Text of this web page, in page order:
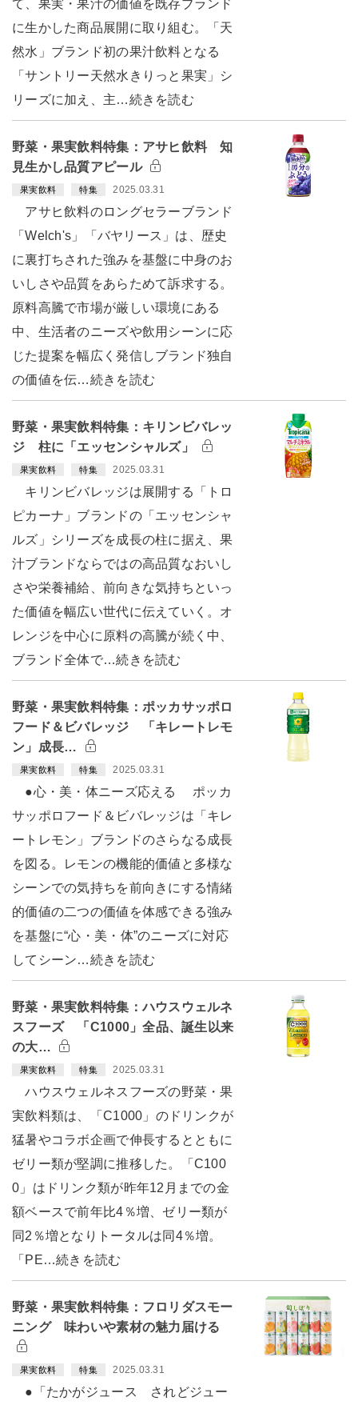
て、果実・果汁の価値を既存ブランド
に生かした商品展開に取り組む。「天
然水」ブランド初の果汁飲料となる
「サントリー天然水きりっと果実」シ
リーズに加え、主…続きを読む
野菜・果実飲料特集：アサヒ飲料 知
見生かし品質アピール
果実飲料 特集 2025.03.31
アサヒ飲料のロングセラーブランド
「Welch's」「バヤリース」は、歴史
に裏打ちされた強みを基盤に中身のお
いしさや品質をあらためて訴求する。
原料高騰で市場が厳しい環境にある
中、生活者のニーズや飲用シーンに応
じた提案を幅広く発信しブランド独自
の価値を伝…続きを読む
野菜・果実飲料特集：キリンビバレッ
ジ 柱に「エッセンシャルズ」
果実飲料 特集 2025.03.31
キリンビバレッジは展開する「トロ
ピカーナ」ブランドの「エッセンシャ
ルズ」シリーズを成長の柱に据え、果
汁ブランドならではの高品質なおいし
さや栄養補給、前向きな気持ちといっ
た価値を幅広い世代に伝えていく。オ
レンジを中心に原料の高騰が続く中、
ブランド全体で…続きを読む
野菜・果実飲料特集：ポッカサッポロ
フード＆ビバレッジ 「キレートレモ
ン」成長…
果実飲料 特集 2025.03.31
●心・美・体ニーズ応える ポッカ
サッポロフード＆ビバレッジは「キレ
ートレモン」ブランドのさらなる成長
を図る。レモンの機能的価値と多様な
シーンでの気持ちを前向きにする情緒
的価値の二つの価値を体感できる強み
を基盤に“心・美・体”のニーズに対応
してシーン…続きを読む
野菜・果実飲料特集：ハウスウェルネ
スフーズ 「C1000」全品、誕生以来
の大…
果実飲料 特集 2025.03.31
ハウスウェルネスフーズの野菜・果
実飲料類は、「C1000」のドリンクが
猛暑やコラボ企画で伸長するとともに
ゼリー類が堅調に推移した。「C100
0」はドリンク類が昨年12月までの金
額ベースで前年比4％増、ゼリー類が
同2％増となりトータルは同4％増。
「PE…続きを読む
野菜・果実飲料特集：フロリダスモー
ニング 味わいや素材の魅力届ける
果実飲料 特集 2025.03.31
●「たかがジュース されどジュー